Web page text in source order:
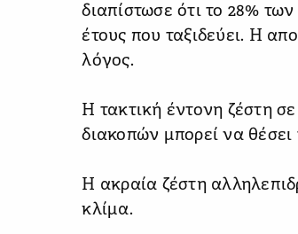
διαπίστωσε ότι το 28%
έτους που ταξιδεύει. Η
λόγος.
Η τακτική έντονη ζέστη
διακοπών μπορεί να θέσει
Η ακραία ζέστη
κλίμα.